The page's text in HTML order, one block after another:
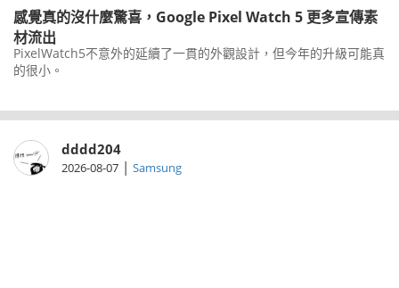
感覺真的沒什麼驚喜，Google Pixel Watch 5 更多宣傳素
材流出
PixelWatch5不意外的延續了一貫的外觀設計，但今年的升級可能真
的很小。
dddd204
2026-08-07 | Samsung